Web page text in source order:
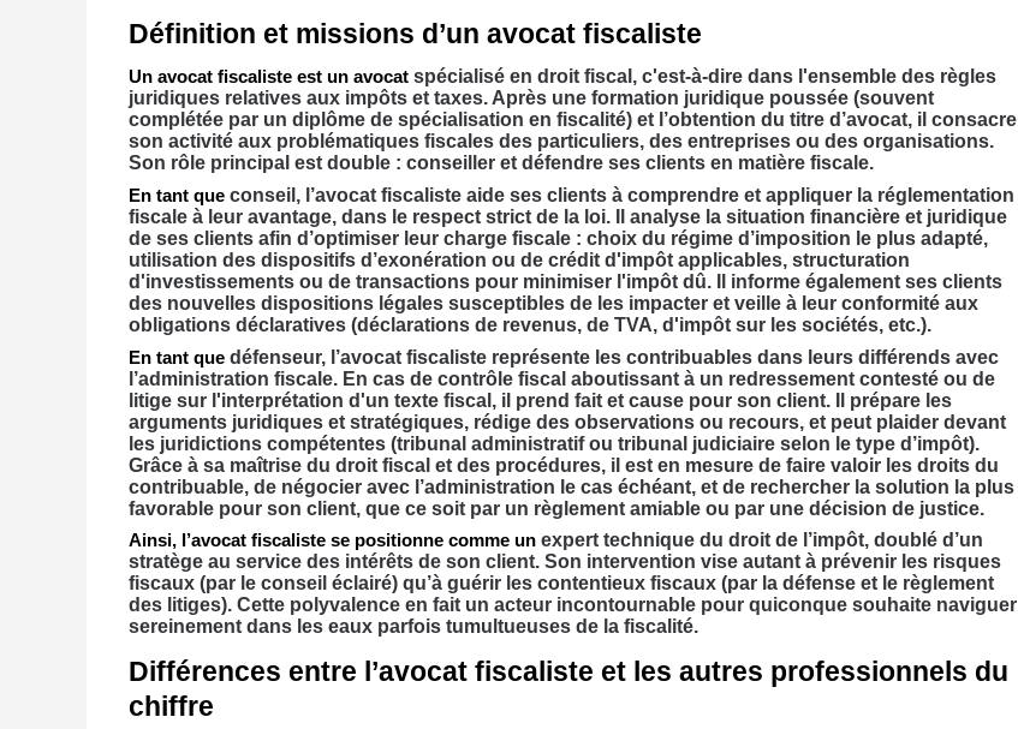
Définition et missions d’un avocat fiscaliste
Un avocat fiscaliste est un avocat spécialisé en droit fiscal, c'est-à-dire dans l'ensemble des règles
juridiques relatives aux impôts et taxes. Après une formation juridique poussée (souvent
complétée par un diplôme de spécialisation en fiscalité) et l’obtention du titre d’avocat, il consacre
son activité aux problématiques fiscales des particuliers, des entreprises ou des organisations.
Son rôle principal est double : conseiller et défendre ses clients en matière fiscale.
En tant que conseil, l’avocat fiscaliste aide ses clients à comprendre et appliquer la réglementation
fiscale à leur avantage, dans le respect strict de la loi. Il analyse la situation financière et juridique
de ses clients afin d’optimiser leur charge fiscale : choix du régime d’imposition le plus adapté,
utilisation des dispositifs d’exonération ou de crédit d'impôt applicables, structuration
d'investissements ou de transactions pour minimiser l'impôt dû. Il informe également ses clients
des nouvelles dispositions légales susceptibles de les impacter et veille à leur conformité aux
obligations déclaratives (déclarations de revenus, de TVA, d'impôt sur les sociétés, etc.).
En tant que défenseur, l’avocat fiscaliste représente les contribuables dans leurs différends avec
l’administration fiscale. En cas de contrôle fiscal aboutissant à un redressement contesté ou de
litige sur l'interprétation d'un texte fiscal, il prend fait et cause pour son client. Il prépare les
arguments juridiques et stratégiques, rédige des observations ou recours, et peut plaider devant
les juridictions compétentes (tribunal administratif ou tribunal judiciaire selon le type d’impôt).
Grâce à sa maîtrise du droit fiscal et des procédures, il est en mesure de faire valoir les droits du
contribuable, de négocier avec l’administration le cas échéant, et de rechercher la solution la plus
favorable pour son client, que ce soit par un règlement amiable ou par une décision de justice.
Ainsi, l’avocat fiscaliste se positionne comme un expert technique du droit de l’impôt, doublé d’un
stratège au service des intérêts de son client. Son intervention vise autant à prévenir les risques
fiscaux (par le conseil éclairé) qu’à guérir les contentieux fiscaux (par la défense et le règlement
des litiges). Cette polyvalence en fait un acteur incontournable pour quiconque souhaite naviguer
sereinement dans les eaux parfois tumultueuses de la fiscalité.
Différences entre l’avocat fiscaliste et les autres professionnels du
chiffre